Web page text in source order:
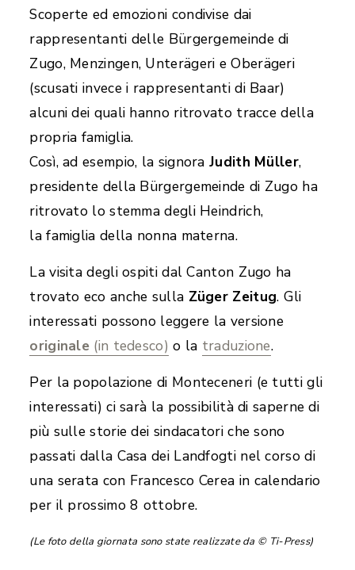
Scoperte ed emozioni condivise dai
rappresentanti delle Bürgergemeinde di
Zugo, Menzingen, Unterägeri e Oberägeri
(scusati invece i rappresentanti di Baar)
alcuni dei quali hanno ritrovato tracce della
propria famiglia.
Così, ad esempio, la signoraJudith Müller,
presidente della Bürgergemeinde di Zugo ha
ritrovato lo stemma degli Heindrich,
la famiglia della nonna materna.
La visita degli ospiti dal Canton Zugo ha
trovato eco anche sulla Züger Zeitug. Gli
interessati possono leggere la versione
originale (in tedesco) o la traduzione.
Per la popolazione di Monteceneri (e tutti gli
interessati) ci sarà la possibilità di saperne di
più sulle storie dei sindacatori che sono
passati dalla Casa dei Landfogti nel corso di
una serata con Francesco Cerea in calendario
per il prossimo 8 ottobre.
(Le foto della giornata sono state realizzate da © Ti-Press)